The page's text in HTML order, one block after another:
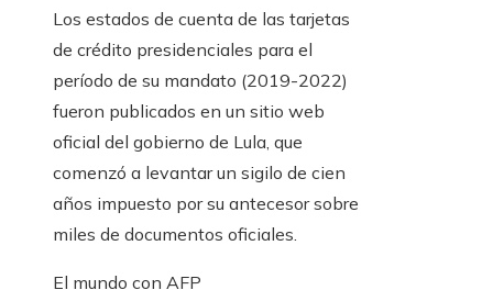
Los estados de cuenta de las tarjetas
de crédito presidenciales para el
período de su mandato (2019-2022)
fueron publicados en un sitio web
oficial del gobierno de Lula, que
comenzó a levantar un sigilo de cien
años impuesto por su antecesor sobre
miles de documentos oficiales.
El mundo con AFP